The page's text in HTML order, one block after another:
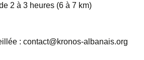
2 à 3 heures (6 à 7 km)
: contact@kronos-albanais.org